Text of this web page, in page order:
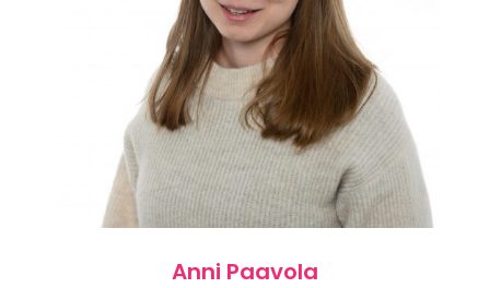
Anni Paavola